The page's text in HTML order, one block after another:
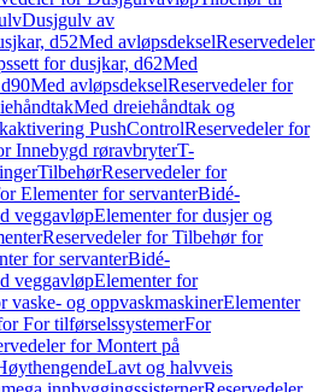
Dusjgulv av
d52Med avløpsdekselReservedeler
for dusjkar, d62Med
Med avløpsdekselReservedeler for
Med dreiehåndtak og
PushControlReservedeler for
Innebygd røravbryterT-
TilbehørReservedeler for
Elementer for servanterBidé-
veggavløpElementer for dusjer og
Reservedeler for Tilbehør for
for servanterBidé-
veggavløpElementer for
vaske- og oppvaskmaskinerElementer
For tilførselssystemerFor
for Montert på
Lavt og halvveis